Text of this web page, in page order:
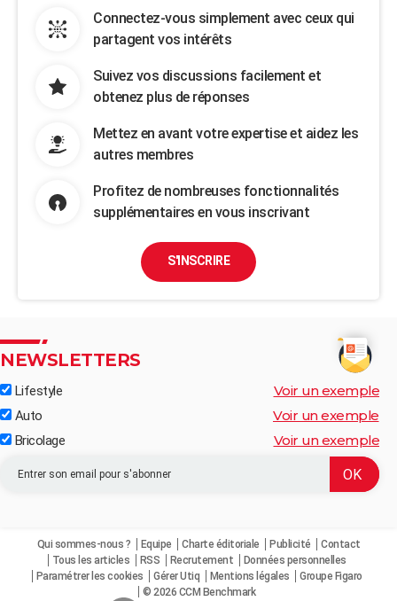
Connectez-vous simplement avec ceux qui
partagent vos intérêts
Suivez vos discussions facilement et
obtenez plus de réponses
Mettez en avant votre expertise et aidez les
autres membres
Profitez de nombreuses fonctionnalités
supplémentaires en vous inscrivant
S'INSCRIRE
NEWSLETTERS
Lifestyle Voir un exemple
Auto Voir un exemple
Bricolage Voir un exemple
Qui sommes-nous ? Equipe Charte éditoriale Publicité
Contact
Tous les articles
RSS Recrutement
Données personnelles
Paramétrer les cookies
Gérer Utiq Mentions légales
Groupe Figaro
© 2026 CCM Benchmark